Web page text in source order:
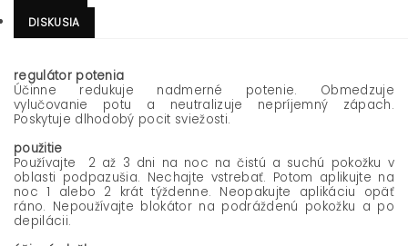
DISKUSIA
regulátor potenia
Účinne redukuje nadmerné potenie. Obmedzuje
vylučovanie potu a neutralizuje nepríjemný zápach.
Poskytuje dlhodobý pocit sviežosti.
použitie
Používajte 2 až 3 dni na noc na čistú a suchú pokožku v
oblasti podpazušia. Nechajte vstrebať. Potom aplikujte na
noc 1 alebo 2 krát týždenne. Neopakujte aplikáciu opäť
ráno. Nepoužívajte blokátor na podráždenú pokožku a po
depilácii.